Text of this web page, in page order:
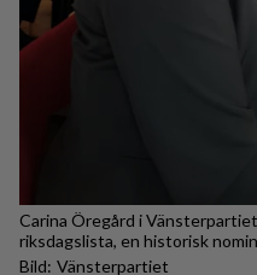
Carina Öregård i
riksdagslista, en historisk
Vänsterpartiet